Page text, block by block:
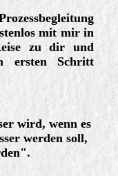
mit mir in
zu dir und
ersten Schritt
wird, wenn es
werden soll,